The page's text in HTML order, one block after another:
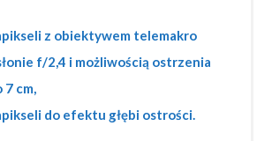
z obiektywem telemakro
f/2,4 i możliwością ostrzenia
7 cm,
do efektu głębi ostrości.